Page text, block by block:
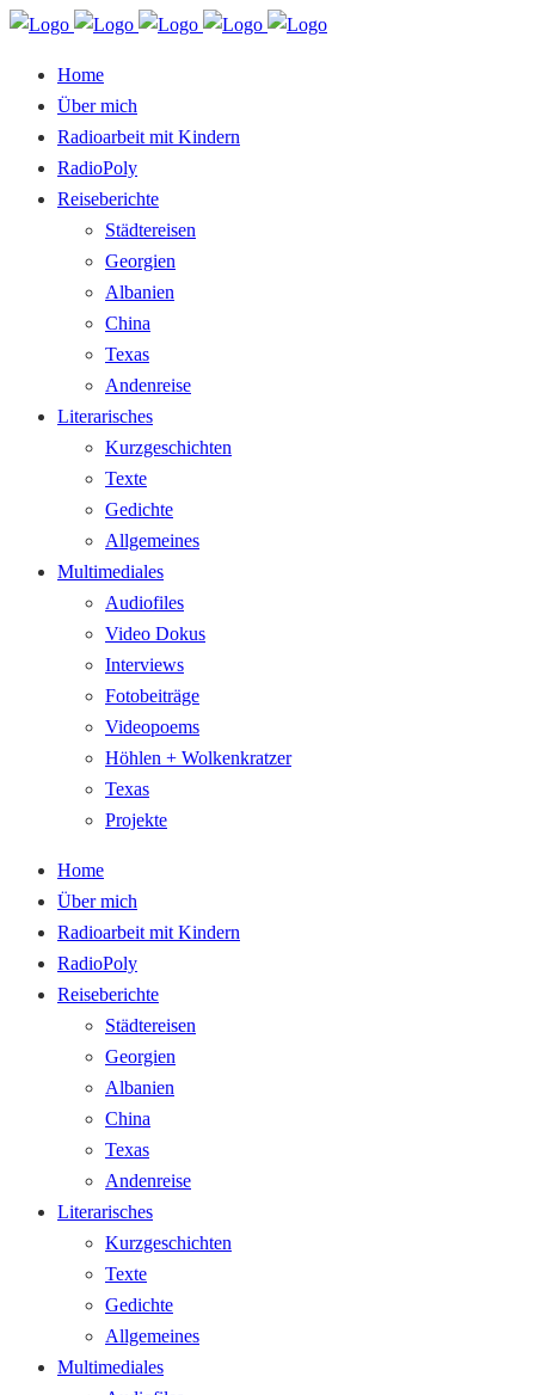
Home
Über mich
Radioarbeit mit Kindern
RadioPoly
Reiseberichte
Städtereisen
Georgien
Albanien
China
Texas
Andenreise
Literarisches
Kurzgeschichten
Texte
Gedichte
Allgemeines
Multimediales
Audiofiles
Video Dokus
Interviews
Fotobeiträge
Videopoems
Höhlen + Wolkenkratzer
Texas
Projekte
Home
Über mich
Radioarbeit mit Kindern
RadioPoly
Reiseberichte
Städtereisen
Georgien
Albanien
China
Texas
Andenreise
Literarisches
Kurzgeschichten
Texte
Gedichte
Allgemeines
Multimediales